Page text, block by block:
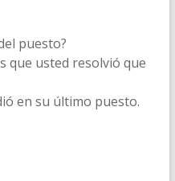
puesto?
que usted resolvió que
en su último puesto.